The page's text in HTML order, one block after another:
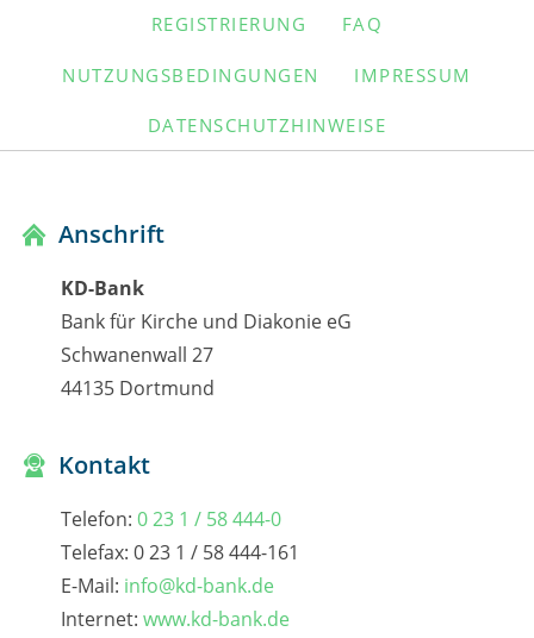
NAVIGATION
REGISTRIERUNG FAQ
NUTZUNGSBEDINGUNGEN IMPRESSUM
DATENSCHUTZHINWEISE
Anschrift
KD-Bank
Bank für Kirche und Diakonie eG
Schwanenwall 27
44135 Dortmund
Kontakt
Telefon: 0 23 1 / 58 444-0
Telefax: 0 23 1 / 58 444-161
E-Mail: info@kd-bank.de
Internet: www.kd-bank.de